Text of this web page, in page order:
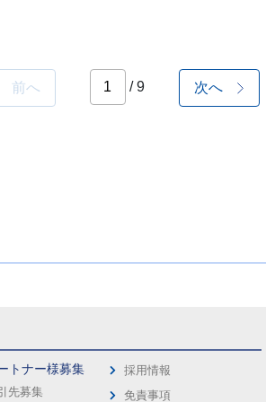
前へ / 9 次へ
トナー様募集
先募集
採用情報
免責事項